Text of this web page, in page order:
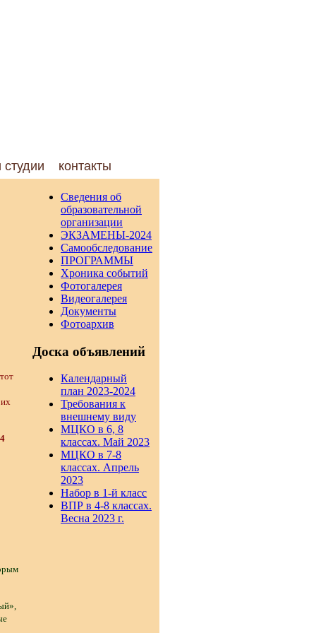
студии контакты
Сведения об
образовательной
организации
ЭКЗАМЕНЫ-2024
Самообследование
ПРОГРАММЫ
Хроника событий
Фотогалерея
Видеогалерея
Документы
Фотоархив
Доска объявлений
Календарный
план 2023-2024
Требования к
внешнему виду
МЦКО в 6, 8
классах. Май 2023
МЦКО в 7-8
классах. Апрель
2023
Набор в 1-й класс
ВПР в 4-8 классах.
Весна 2023 г.